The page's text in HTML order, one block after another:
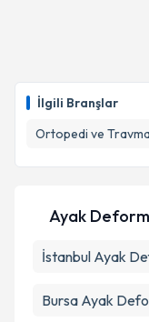
İlgili Branşlar
Ortopedi ve
Ayak
İstanbul Ayak
Bursa Ayak